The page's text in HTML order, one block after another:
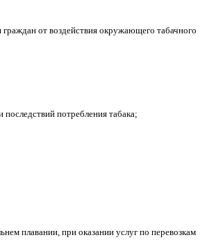
от воздействия окружающего табачного
потребления табака;
плавании, при оказании услуг по перевозкам